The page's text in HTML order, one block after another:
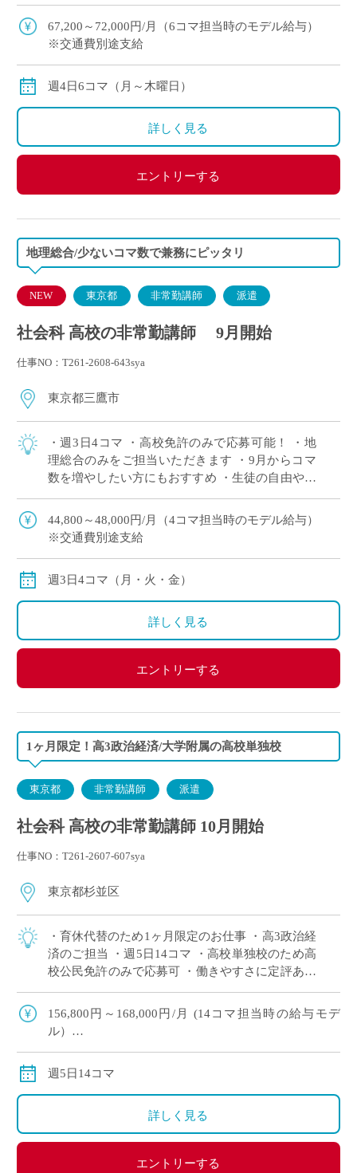
授業をしたい方におすすめ
67,200～72,000円/月（6コマ担当時のモデル給与）
※交通費別途支給
週4日6コマ（月～木曜日）
詳しく見る
エントリーする
地理総合/少ないコマ数で兼務にピッタリ
NEW 東京都 非常勤講師 派遣
社会科 高校の非常勤講師 9月開始
仕事NO：T261-2608-643sya
東京都三鷹市
・週3日4コマ ・高校免許のみで応募可能！ ・地
理総合のみをご担当いただきます ・9月からコマ
数を増やしたい方にもおすすめ ・生徒の自由や個
44,800～48,000円/月（4コマ担当時のモデル給与）
※交通費別途支給
週3日4コマ（月・火・金）
詳しく見る
エントリーする
1ヶ月限定！高3政治経済/大学附属の高校単独校
東京都 非常勤講師 派遣
社会科 高校の非常勤講師 10月開始
仕事NO：T261-2607-607sya
東京都杉並区
・育休代替のため1ヶ月限定のお仕事 ・高3政治経
済のご担当 ・週5日14コマ ・高校単独校のため高
校公民免許のみで応募可 ・働きやすさに定評あり
156,800円～168,000円/月 (14コマ担当時の給与モデ
ル）
週5日14コマ
詳しく見る
エントリーする